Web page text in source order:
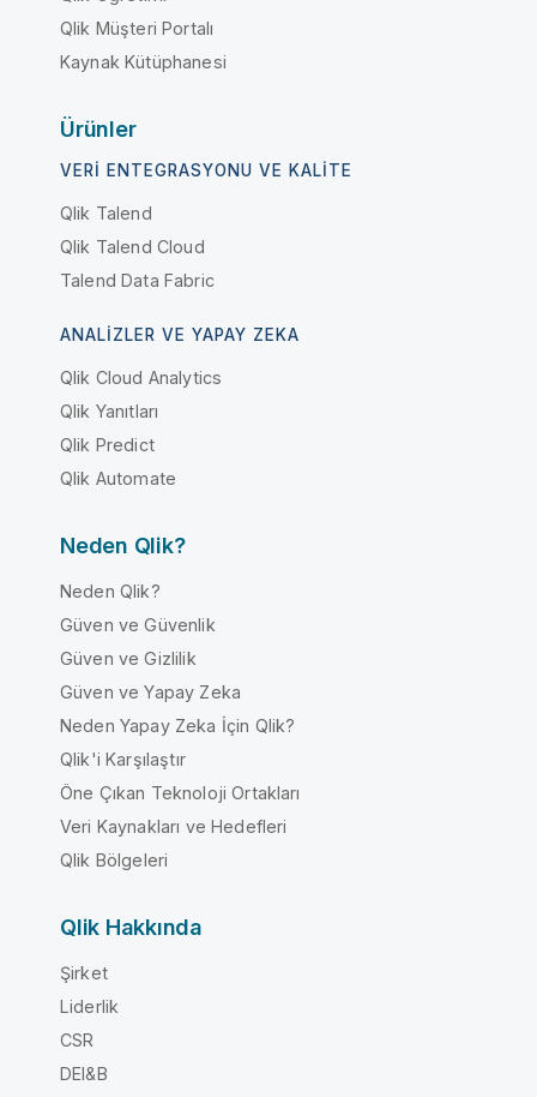
Qlik Müşteri Portalı
Kaynak Kütüphanesi
Ürünler
VERI ENTEGRASYONU VE KALITE
Qlik Talend
Qlik Talend Cloud
Talend Data Fabric
ANALIZLER VE YAPAY ZEKA
Qlik Cloud Analytics
Qlik Yanıtları
Qlik Predict
Qlik Automate
Neden Qlik?
Neden Qlik?
Güven ve Güvenlik
Güven ve Gizlilik
Güven ve Yapay Zeka
Neden Yapay Zeka İçin Qlik?
Qlik'i Karşılaştır
Öne Çıkan Teknoloji Ortakları
Veri Kaynakları ve Hedefleri
Qlik Bölgeleri
Qlik Hakkında
Şirket
Liderlik
CSR
DEI&B